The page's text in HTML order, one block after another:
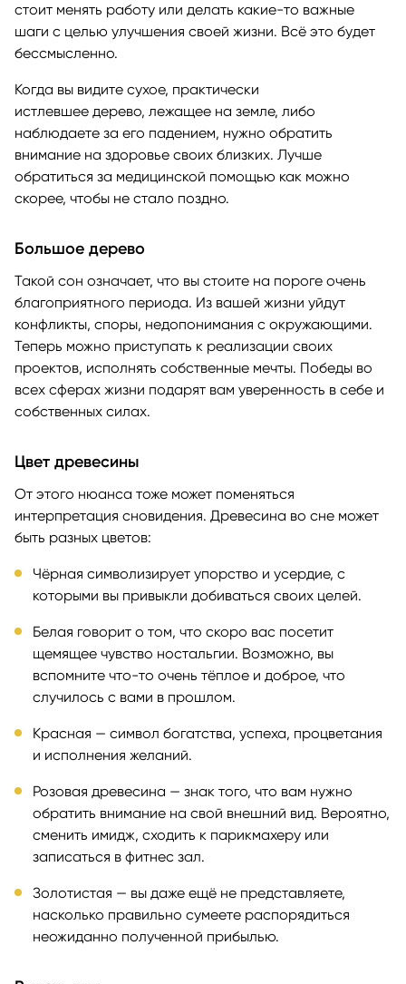
стоит менять работу или делать какие-то важные
шаги с целью улучшения своей жизни. Всё это будет
бессмысленно.
Когда вы видите сухое, практически
истлевшее дерево, лежащее на земле, либо
наблюдаете за его падением, нужно обратить
внимание на здоровье своих близких. Лучше
обратиться за медицинской помощью как можно
скорее, чтобы не стало поздно.
Большое дерево
Такой сон означает, что вы стоите на пороге очень
благоприятного периода. Из вашей жизни уйдут
конфликты, споры, недопонимания с окружающими.
Теперь можно приступать к реализации своих
проектов, исполнять собственные мечты. Победы во
всех сферах жизни подарят вам уверенность в себе и
собственных силах.
Цвет древесины
От этого нюанса тоже может поменяться
интерпретация сновидения. Древесина во сне может
быть разных цветов:
Чёрная символизирует упорство и усердие, с
которыми вы привыкли добиваться своих целей.
Белая говорит о том, что скоро вас посетит
щемящее чувство ностальгии. Возможно, вы
вспомните что-то очень тёплое и доброе, что
случилось с вами в прошлом.
Красная — символ богатства, успеха, процветания
и исполнения желаний.
Розовая древесина — знак того, что вам нужно
обратить внимание на свой внешний вид. Вероятно,
сменить имидж, сходить к парикмахеру или
записаться в фитнес зал.
Золотистая — вы даже ещё не представляете,
насколько правильно сумеете распорядиться
неожиданно полученной прибылью.